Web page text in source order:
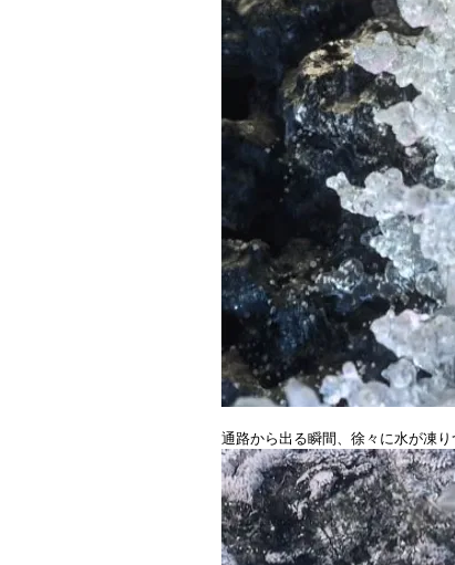
通路から出る瞬間、徐々に水が凍り